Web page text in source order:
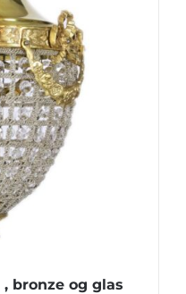
bronze og glas